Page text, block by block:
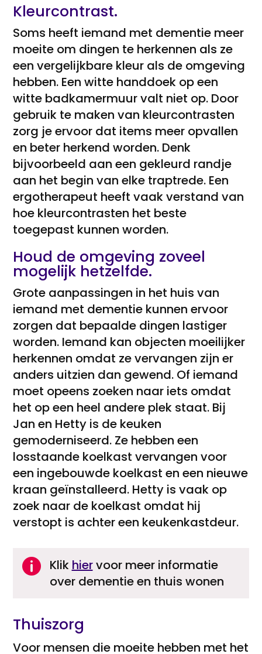
Kleurcontrast.
Soms heeft iemand met dementie meer
moeite om dingen te herkennen als ze
een vergelijkbare kleur als de omgeving
hebben. Een witte handdoek op een
witte badkamermuur valt niet op. Door
gebruik te maken van kleurcontrasten
zorg je ervoor dat items meer opvallen
en beter herkend worden. Denk
bijvoorbeeld aan een gekleurd randje
aan het begin van elke traptrede. Een
ergotherapeut heeft vaak verstand van
hoe kleurcontrasten het beste
toegepast kunnen worden.
Houd de omgeving zoveel
mogelijk hetzelfde.
Grote aanpassingen in het huis van
iemand met dementie kunnen ervoor
zorgen dat bepaalde dingen lastiger
worden. Iemand kan objecten moeilijker
herkennen omdat ze vervangen zijn er
anders uitzien dan gewend. Of iemand
moet opeens zoeken naar iets omdat
het op een heel andere plek staat. Bij
Jan en Hetty is de keuken
gemoderniseerd. Ze hebben een
losstaande koelkast vervangen voor
een ingebouwde koelkast en een nieuwe
kraan geïnstalleerd. Hetty is vaak op
zoek naar de koelkast omdat hij
verstopt is achter een keukenkastdeur.
 Klik hiervoor meer informatie
over dementie en thuis wonen
Thuiszorg
Voor mensen die moeite hebben met het